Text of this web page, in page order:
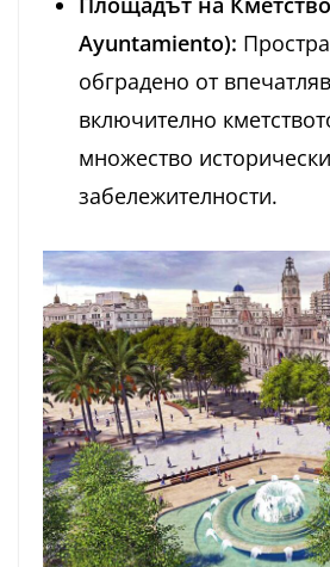
Ayuntamiento):
обградено от
включително
множество
забележителности.